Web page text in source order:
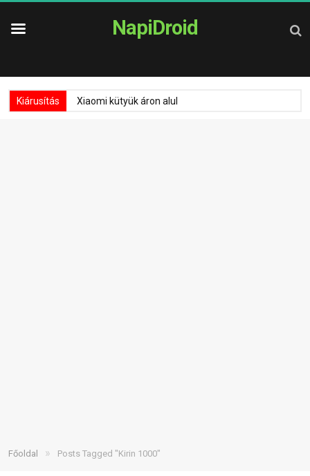
NapiDroid
Kiárusítás Xiaomi kütyük áron alul
Főoldal » Posts Tagged "Kirin 1000"